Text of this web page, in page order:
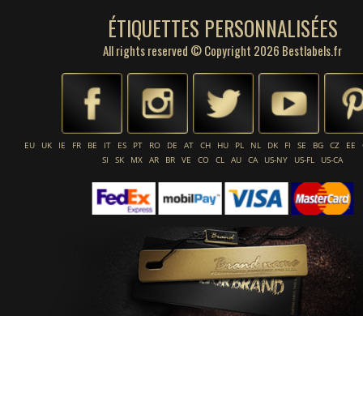
ÉTIQUETTES PERSONNALISÉES
All rights reserved © Copyright 2026 Bestlabels.fr
EU UK IE FR BE IT ES PT RO DE AT CH HU PL NL DK FI SE BG CZ EE
SI
SK MX AR BR VE CO CL AU CA US-NY US-FL US-CA